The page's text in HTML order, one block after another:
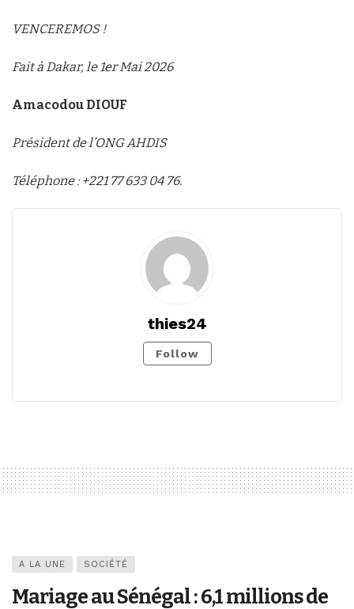
VENCEREMOS !
Fait à Dakar, le 1er Mai 2026
Amacodou DIOUF
Président de l’ONG AHDIS
Téléphone : +221 77 633 04 76.
thies24
Follow
A LA UNE SOCIÉTÉ
Mariage au Sénégal : 6,1 millions de